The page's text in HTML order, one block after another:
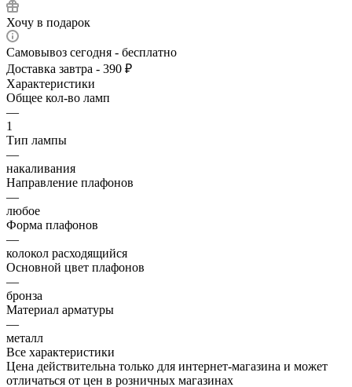
Хочу в подарок
Самовывоз сегодня - бесплатно
Доставка завтра - 390 ₽
Характеристики
Общее кол-во ламп
—
1
Тип лампы
—
накаливания
Направление плафонов
—
любое
Форма плафонов
—
колокол расходящийся
Основной цвет плафонов
—
бронза
Материал арматуры
—
металл
Все характеристики
Цена действительна только для интернет-магазина и может
отличаться от цен в розничных магазинах